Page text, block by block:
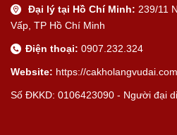
Đại lý tại Hồ Chí Minh: 239/11
Vấp, TP Hồ Chí Minh
Điện thoại: 0907.232.324
Website: https://cakholangvudai.com
Số ĐKKD: 0106423090 - Người đại